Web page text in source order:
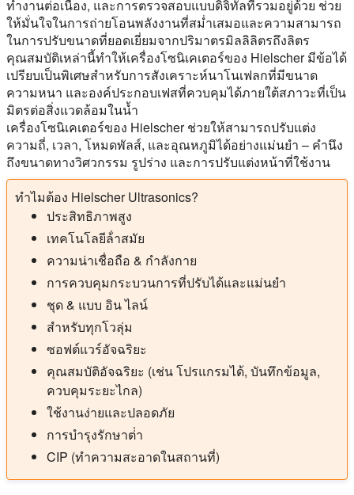
ทำงานต่อเนื่อง, และการตรวจสอบแบบดิจิทัลที่รวมอยู่ด้วย ช่วย
ให้มั่นใจในการถ่ายโอนพลังงานที่สม่ำเสมอและความสามารถ
ในการปรับขนาดที่ยอดเยี่ยมจากปริมาตรมิลลิลิตรถึงลิตร
คุณสมบัติเหล่านี้ทำให้เครื่องโซนิเคเตอร์ของ Hielscher มีข้อได้
เปรียบเป็นพิเศษสำหรับการสังเคราะห์นาโนเฟลกที่มีขนาด
ความหนา และองค์ประกอบเฟสที่ควบคุมได้ภายใต้สภาวะที่เป็น
มิตรต่อสิ่งแวดล้อมในน้ำ
เครื่องโซนิเคเตอร์ของ Hielscher ช่วยให้สามารถปรับแต่ง
ความถี่, เวลา, โหมดพัลส์, และอุณหภูมิได้อย่างแม่นยำ – คำนึง
ถึงขนาดทางวิศวกรรม รูปร่าง และการปรับแต่งหน้าที่ใช้งาน
ทําไมต้อง Hielscher Ultrasonics?
ประสิทธิภาพสูง
เทคโนโลยีล้ําสมัย
ความน่าเชื่อถือ & กําลังกาย
การควบคุมกระบวนการที่ปรับได้และแม่นยํา
ชุด & แบบ อิน ไลน์
สําหรับทุกโวลุ่ม
ซอฟต์แวร์อัจฉริยะ
คุณสมบัติอัจฉริยะ (เช่น โปรแกรมได้, บันทึกข้อมูล,
ควบคุมระยะไกล)
ใช้งานง่ายและปลอดภัย
การบํารุงรักษาต่ํา
CIP (ทําความสะอาดในสถานที่)